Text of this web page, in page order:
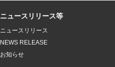
ニュースリリース等
ニュースリリース
NEWS RELEASE
お知らせ